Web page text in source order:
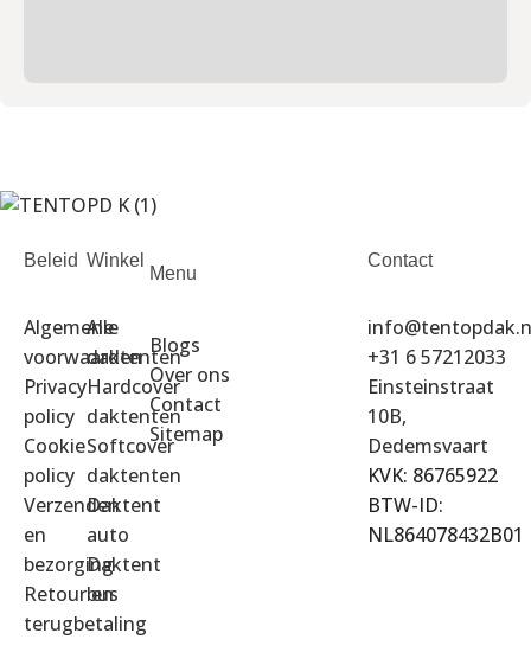
Beleid
Algemene
voorwaarden
Privacy
policy
Cookie
policy
Verzenden
en
bezorging
Retour en
terugbetaling
Winkel
Alle
daktenten
Hardcover
daktenten
Softcover
daktenten
Daktent
auto
Daktent
bus
Menu
Blogs
Over ons
Contact
Sitemap
Contact
+31 6 57212033
Einsteinstraat
10B,
Dedemsvaart
KVK: 86765922
BTW-ID:
NL864078432B01